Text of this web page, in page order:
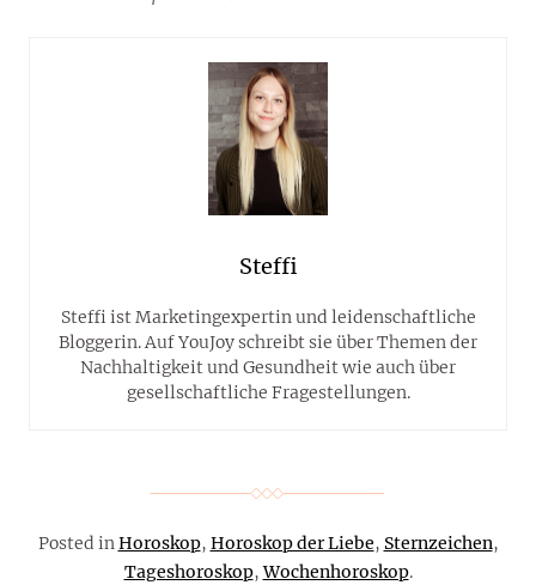
Steffi
Steffi ist Marketingexpertin und leidenschaftliche
Bloggerin. Auf YouJoy schreibt sie über Themen der
Nachhaltigkeit und Gesundheit wie auch über
gesellschaftliche Fragestellungen.
Posted inHoroskop, Horoskop der Liebe, Sternzeichen,
Tageshoroskop,Wochenhoroskop.